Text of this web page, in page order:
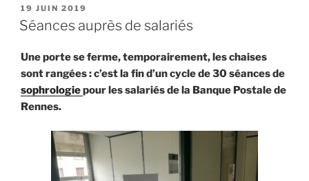
PUBLIÉ
LE
19 JUIN 2019
Séances auprès de salariés
Une porte se ferme, temporairement, les chaises
sont rangées : c’est la fin d’un cycle de 30 séances de
sophrologiepour les salariés de la Banque Postale de
Rennes.